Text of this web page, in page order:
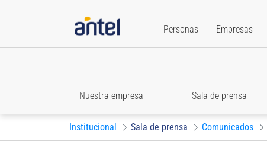
Personas Empresas
Nuestra empresa Sala de prensa
Institucional Sala de prensa Comunicados